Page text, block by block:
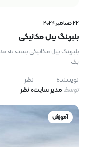
22 دسامبر 2024
بلبرینگ‌ بیل مکانیکی
بلبرینگ‌ بیل مکانیکی بسته به
یک
نویسنده
توسطمدیر سایت
نظر
0 نظر
آموزش